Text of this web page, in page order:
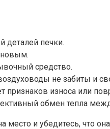
деталей печки.
новым.
средство.
не забиты и
признаков износа или
обмен тепла
и убедитесь, что